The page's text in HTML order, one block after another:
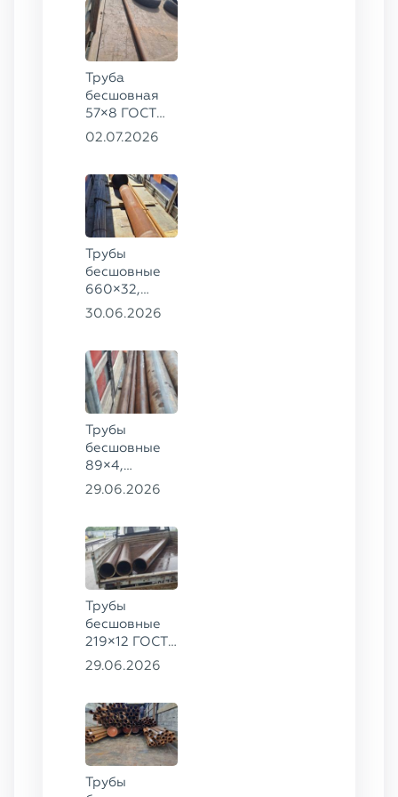
Труба
бесшовная
57×8 ГОСТ
8732-78
02.07.2026
Трубы
бесшовные
660×32,
426×28,
8732-78
сталь 09Г2С
30.06.2026
Трубы
бесшовные
89×4,
203×20,
09Г2С
29.06.2026
Трубы
бесшовные
219×12 ГОСТ
8732-78, ст.
29.06.2026
Трубы